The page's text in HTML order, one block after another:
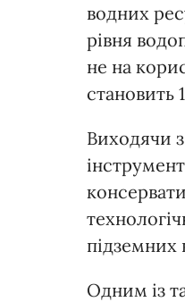
водних
рівня
не на
становить
Виходячи
підземних
Одним із